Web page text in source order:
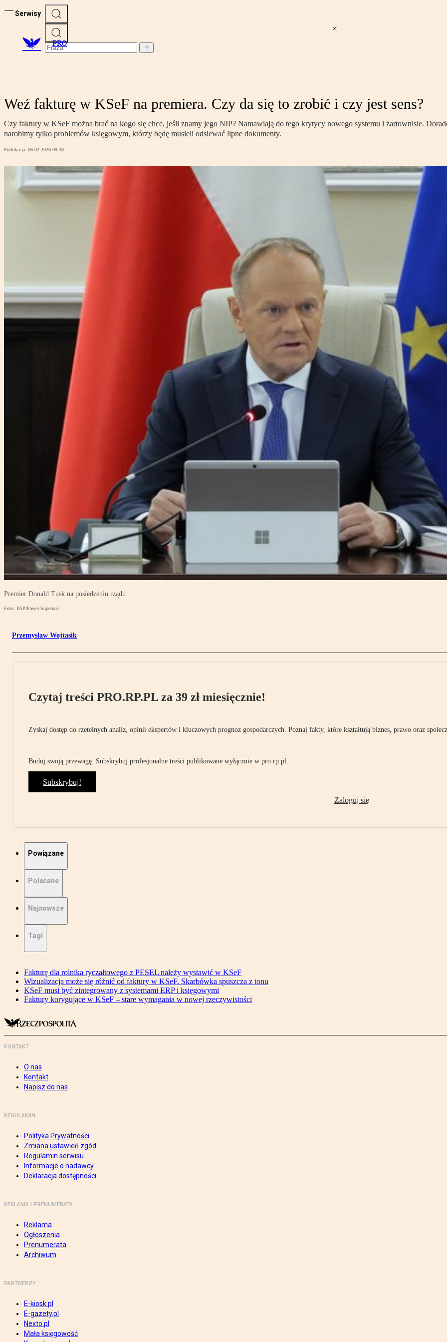
Serwisy
PRO
Weź fakturę w KSeF na premiera. Czy da się to zrobić i czy jest sens?
Czy faktury w KSeF można brać na kogo się chce, jeśli znamy jego NIP? Namawiają do tego krytycy nowego systemu i żartownisie.
narobimy tylko problemów księgowym, którzy będę musieli odsiewać lipne dokumenty.
Publikacja: 06.02.2026 09:38
Premier Donald Tusk na posiedzeniu rządu
Foto: PAP/Paweł Supernak
Przemysław Wojtasik
Czytaj treści PRO.RP.PL za 39 zł miesięcznie!
Zyskaj dostęp do rzetelnych analiz, opinii ekspertów i kluczowych prognoz gospodarczych. Poznaj fakty, które kształtują biznes, prawo oraz
Buduj swoją przewagę. Subskrybuj profesjonalne treści publikowane wyłącznie w pro.rp.pl.
Subskrybuj!
Zaloguj się
Powiązane
Polecane
Najnowsze
Tagi
Fakturę dla rolnika ryczałtowego z PESEL należy wystawić w KSeF
Wizualizacja może się różnić od faktury w KSeF. Skarbówka spuszcza z tonu
KSeF musi być zintegrowany z systemami ERP i księgowymi
Faktury korygujące w KSeF – stare wymagania w nowej rzeczywistości
KONTAKT
O nas
Kontakt
Napisz do nas
REGULAMIN
Polityka Prywatności
Zmiana ustawień zgód
Regulamin serwisu
Informacje o nadawcy
Deklaracja dostępności
REKLAMA I PRENUMERATA
Reklama
Ogłoszenia
Prenumerata
Archiwum
PARTNERZY
E-kiosk.pl
E-gazety.pl
Nexto.pl
Mała księgowość